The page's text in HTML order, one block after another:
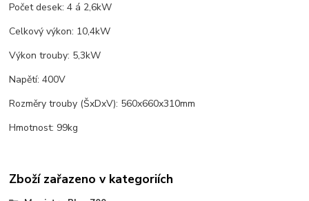
Počet desek: 4 á 2,6kW
Celkový výkon: 10,4kW
Výkon trouby: 5,3kW
Napětí: 400V
Rozměry trouby (ŠxDxV): 560x660x310mm
Hmotnost: 99kg
Zboží zařazeno v kategoriích